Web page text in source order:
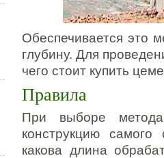
Обеспечивается это
глубину. Для
чего стоит купить
Правила
При выборе метода
конструкцию самого
какова длина